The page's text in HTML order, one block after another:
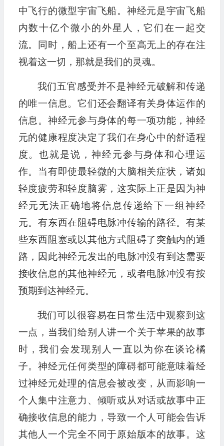
中飞行的微型宇宙飞船。神经元是宇宙飞船
内数十亿个微小的外星人，它们在一起交
流。同时，船上还有一个至高无上的存在注
视着这一切，那就是我们的灵魂。
我们五官感受并不是神经元破解和传递
的唯一信息。它们还会翻译有关身体运作的
信息。神经元参与身体的每一项功能，神经
元的健康程度决定了我们在身心中的舒适程
度。也就是说，神经元参与身体和心理运
作。当有即使最轻微的大脑相关症状，诸如
轻度疲劳和轻度脑雾，这实际上正是因为神
经元无法正确地将信息传递给下一组神经
元。有东西在阻碍电脉冲传输的路径。有某
些东西阻塞或以其他方式阻碍了突触内的通
路，因此神经元发出的电脉冲没有到达需要
接收信息的其他神经元，或者电脉冲没有按
预期到达神经元。
我们可以很容易在日常生活中观察到这
一点，当我们给别人讲一个关于苹果的故事
时，我们会发现别人一直以为你在谈论橘
子。神经元任何类型的障碍都可能意味着经
过神经元处理的信息会被改变，从而影响一
个人集中注意力、倾听或从对话或故事中正
确接收信息的能力，导致一个人可能会告诉
其他人一个完全不同于原始版本的故事。这